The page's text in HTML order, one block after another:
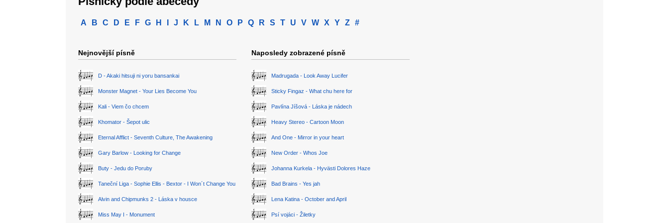
A B C D E F G H J K L M N O P Q R S T U V W X Y Z #
Nejnovější písně
D - Akaki hitsuji ni yoru bansankai
Monster Magnet - Your Lies Become You
Kali - Viem čo chcem
Khomator - Šepot ulic
Eternal Afflict - Seventh Culture, The Awakening
Gary Barlow - Looking for Change
Buty - Jedu do Poruby
Taneční Liga - Sophie Ellis - Bextor - I Won´t Change You
Alvin and Chipmunks 2 - Láska v housce
Miss May I - Monument
Naposledy zobrazené písně
Madrugada - Look Away Lucifer
Sticky Fingaz - What chu here for
Pavlína Jíšová - Láska je nádech
Heavy Stereo - Cartoon Moon
And One - Mirror in your heart
New Order - Whos Joe
Johanna Kurkela - Hyvästi Dolores Haze
Bad Brains - Yes jah
Lena Katina - October and April
Psí vojáci - Žiletky